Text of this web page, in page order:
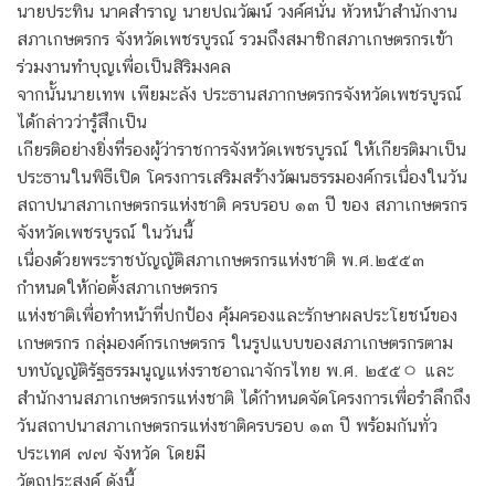
นายประทิน นาคสำราญ นายปณวัฒน์ วงค์ศนั่น หัวหน้าสำนักงาน
สภาเกษตรกร จังหวัดเพชรบูรณ์ รวมถึงสมาชิกสภาเกษตรกรเข้า
ร่วมงานทำบุญเพื่อเป็นสิริมงคล
จากนั้นนายเทพ เพียมะลัง ประธานสภากษตรกรจังหวัดเพชรบูรณ์
ได้กล่าวว่ารู้สึกเป็น
เกียรติอย่างยิ่งที่รองผู้ว่าราชการจังหวัดเพชรบูรณ์ ให้เกียรติมาเป็น
ประธานในพิธีเปิด โครงการเสริมสร้างวัฒนธรรมองค์กรเนื่องในวัน
สถาปนาสภาเกษตรกรแห่งชาติ ครบรอบ ๑๓ ปี ของ สภาเกษตรกร
จังหวัดเพชรบูรณ์ ในวันนี้
เนื่องด้วยพระราชบัญญัติสภาเกษตรกรแห่งชาติ พ.ศ.๒๕๕๓
กำหนดให้ก่อตั้งสภาเกษตรกร
แห่งชาติเพื่อทำหน้าที่ปกป้อง คุ้มครองและรักษาผลประโยชน์ของ
เกษตรกร กลุ่มองค์กรเกษตรกร ในรูปแบบของสภาเกษตรกรตาม
บทบัญญัติรัฐธรรมนูญแห่งราชอาณาจักรไทย พ.ศ. ๒๕๕ㅇ และ
สำนักงานสภาเกษตรกรแห่งชาติ ได้กำหนดจัดโครงการเพื่อรำลึกถึง
วันสถาปนาสภาเกษตรกรแห่งชาติครบรอบ ๑๓ ปี พร้อมกันทั่ว
ประเทศ ๗๗ จังหวัด โดยมี
วัตถุประสงค์ ดังนี้